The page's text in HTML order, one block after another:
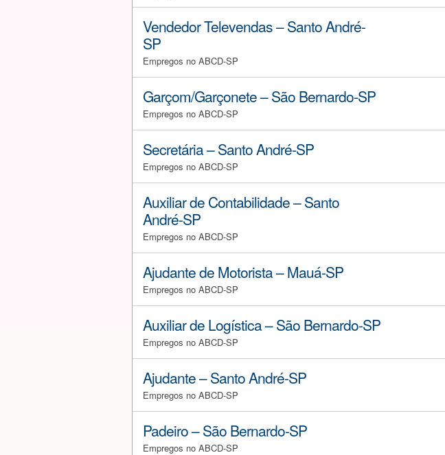
Vendedor Televendas – Santo André-
SP
Empregos no ABCD-SP
Garçom/Garçonete – São Bernardo-SP
Empregos no ABCD-SP
Secretária – Santo André-SP
Empregos no ABCD-SP
Auxiliar de Contabilidade – Santo
André-SP
Empregos no ABCD-SP
Ajudante de Motorista – Mauá-SP
Empregos no ABCD-SP
Auxiliar de Logística – São Bernardo-SP
Empregos no ABCD-SP
Ajudante – Santo André-SP
Empregos no ABCD-SP
Padeiro – São Bernardo-SP
Empregos no ABCD-SP